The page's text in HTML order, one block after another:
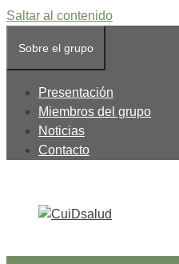
Saltar al contenido
Sobre el grupo
Presentación
Miembros del grupo
Noticias
Contacto